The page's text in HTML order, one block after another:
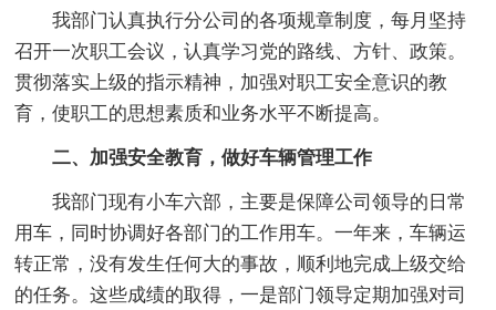
我部门认真执行分公司的各项规章制度，每月坚持
召开一次职工会议，认真学习党的路线、方针、政策。
贯彻落实上级的指示精神，加强对职工安全意识的教
育，使职工的思想素质和业务水平不断提高。
二、加强安全教育，做好车辆管理工作
我部门现有小车六部，主要是保障公司领导的日常
用车，同时协调好各部门的工作用车。一年来，车辆运
转正常，没有发生任何大的事故，顺利地完成上级交给
的任务。这些成绩的取得，一是部门领导定期加强对司